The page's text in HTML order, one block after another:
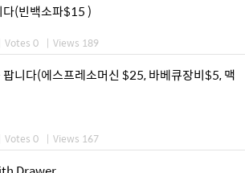
(빈백소파$15 )
Votes 0 | Views 189
니다(에스프레소머신 $25, 바베큐장비$5, 맥
Votes 0 | Views 167